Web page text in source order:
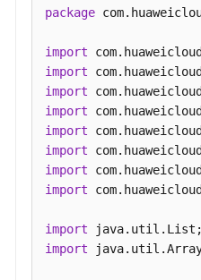
package
import
import
import
import
import
import
import
import
import
import